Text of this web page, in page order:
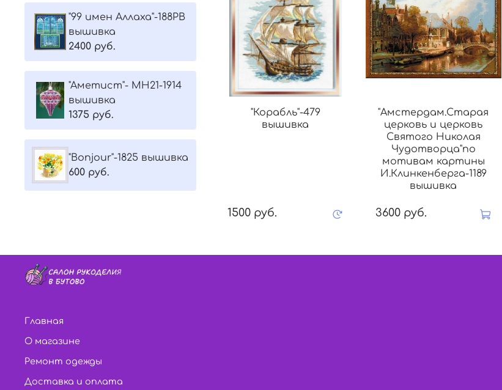
"Корабль"-479
вышивка
1500 руб.
"Амстердам.Старая
церковь и церковь
Святого Николая
Чудотворца"по
мотивам картины
И.Клинкенберга-1189
вышивка
3600 руб.
"99 имен Аллаха"-188РВ
вышивка
2400 руб.
"Aметист"- МH21-1914
вышивка
1375 руб.
"Bonjour"-1825 вышивка
600 руб.
Главная
О магазине
Ремонт одежды
Доставка и оплата